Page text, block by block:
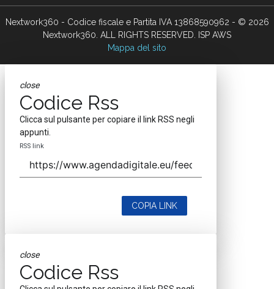
Nextwork360 - Codice fiscale e Partita IVA 13868590962 - © 2026
Nextwork360. ALL RIGHTS RESERVED. ISP AWS
Mappa del sito
close
Codice Rss
Clicca sul pulsante per copiare il link RSS negli
appunti.
RSS link
COPIA LINK
close
Codice Rss